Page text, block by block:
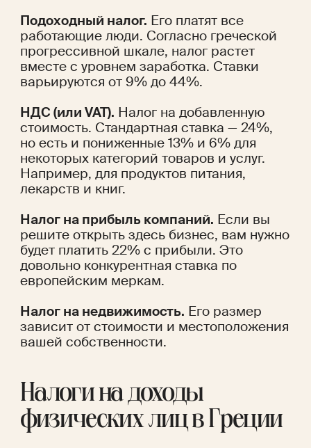
Подоходный налог. Его платят все
работающие люди. Согласно греческой
прогрессивной шкале, налог растет
вместе с уровнем заработка. Ставки
варьируются от 9% до 44%.
НДС (или VAT). Налог на добавленную
стоимость. Стандартная ставка — 24%,
но есть и пониженные 13% и 6% для
некоторых категорий товаров и услуг.
Например, для продуктов питания,
лекарств и книг.
Налог на прибыль компаний. Если вы
решите открыть здесь бизнес, вам нужно
будет платить 22% с прибыли. Это
довольно конкурентная ставка по
европейским меркам.
Налог на недвижимость. Его размер
зависит от стоимости и местоположения
вашей собственности.
Налоги на доходы
физических лиц в Греции